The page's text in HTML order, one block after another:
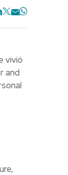
vivió
and